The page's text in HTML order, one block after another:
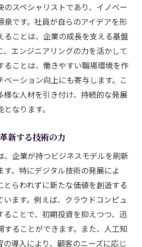
のスペシャリストであり、イノベー
泉です。社員が自らのアイデアを形
ることは、企業の成長を支える基盤
、エンジニアリングの力を活かして
ることは、働きやすい職場環境を作
ベーション向上にも寄与します。こ
様な人材を引き付け、持続的な発展
なります。
新する技術の力
、企業が持つビジネスモデルを刷新
す。特にデジタル技術の発展によ
とらわれずに新たな価値を創造する
います。例えば、クラウドコンピュ
ることで、初期投資を抑えつつ、迅
することができます。また、人工知
導入により、顧客のニーズに応じ